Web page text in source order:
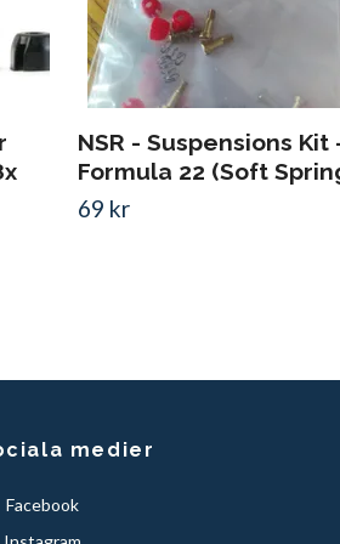
NSR - Suspensions Kit
Formula 22 (Soft
69 kr
medier
Facebook